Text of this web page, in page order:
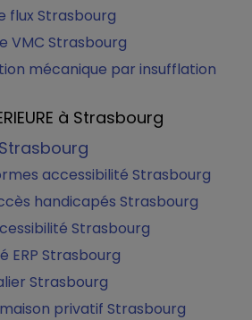
flux Strasbourg
VMC Strasbourg
mécanique par insufflation
à Strasbourg
accessibilité Strasbourg
handicapés Strasbourg
Strasbourg
ERP Strasbourg
Strasbourg
privatif Strasbourg